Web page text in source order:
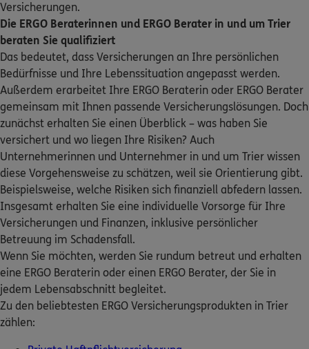
Sehen Sie auf einen Blick Ihre Versicherungen bei ERGO,
dem ERGO Rechtsschutz und der DKV.
Zum Kundenportal
Schaden oder Leistungsfall melden
Bequem online oder telefonisch
Rechnung einreichen
Kundenportal Log-in
Lindenstr. 13
Homepage besuchen
ERGO
Michael Spichal
Kloschinskystr. 20
(3.0 km)
Homepage besuchen
Yunus Emre Dogan
Zewener Str. 11,54294 Trier(4.1 km)
Homepage besuchen
ERGO
Gerhard Nauheimer
Tarforster Str. , 27 54296
(4.9 km)
Homepage besuchen
Christoph Reinert
In Petschel 21, 54329 Konz(8.6 km)
Versicherungen.
Die ERGO Beraterinnen und ERGO Berater in und um Trier
beraten Sie qualifiziert
Das bedeutet, dass Versicherungen an Ihre persönlichen
Bedürfnisse und Ihre Lebenssituation angepasst werden.
Außerdem erarbeitet Ihre ERGO Beraterin oder ERGO Berater
gemeinsam mit Ihnen passende Versicherungslösungen. Doch
zunächst erhalten Sie einen Überblick – was haben Sie
versichert und wo liegen Ihre Risiken? Auch
Unternehmerinnen und Unternehmer in und um Trier wissen
diese Vorgehensweise zu schätzen, weil sie Orientierung gibt.
Beispielsweise, welche Risiken sich finanziell abfedern lassen.
Insgesamt erhalten Sie eine individuelle Vorsorge für Ihre
Versicherungen und Finanzen, inklusive persönlicher
Betreuung im Schadensfall.
Wenn Sie möchten, werden Sie rundum betreut und erhalten
eine ERGO Beraterin oder einen ERGO Berater, der Sie in
jedem Lebensabschnitt begleitet.
Zu den beliebtesten ERGO Versicherungsprodukten in Trier
zählen: